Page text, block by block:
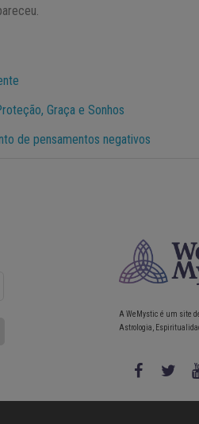
Graça e Sonhos
de pensamentos negativos
A WeMystic é um site
Astrologia,